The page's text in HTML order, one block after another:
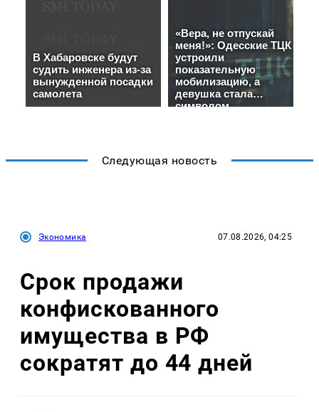
Следующая новость
Экономика 07.08.2026, 04:25
Срок продажи
конфискованного
имущества в РФ
сократят до 44 дней